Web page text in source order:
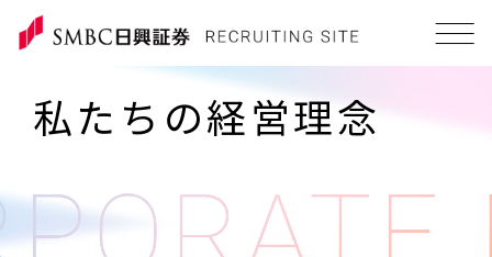
私たちの経営理念